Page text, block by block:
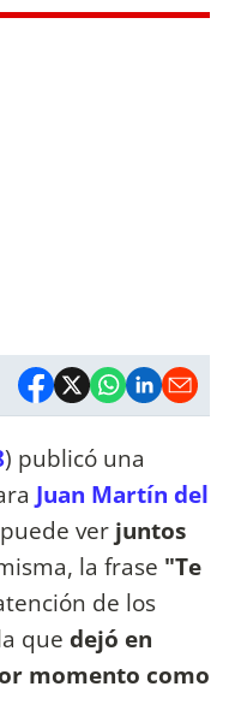
) publicó una
Juan Martín del
ver juntos
la frase "Te
de los
que dejó en
momento como